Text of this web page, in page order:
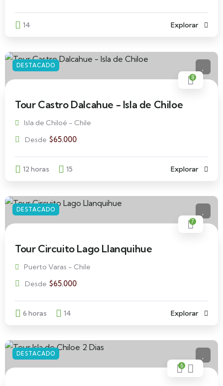
14 Explorar
DESTACADO
8
Tour Castro Dalcahue - Isla de Chiloe
Isla de Chiloé - Chile
Desde $65.000
12 horas 15 Explorar
DESTACADO
7
Tour Circuito Lago Llanquihue
Puerto Varas - Chile
Desde $65.000
6 horas 14 Explorar
DESTACADO
6